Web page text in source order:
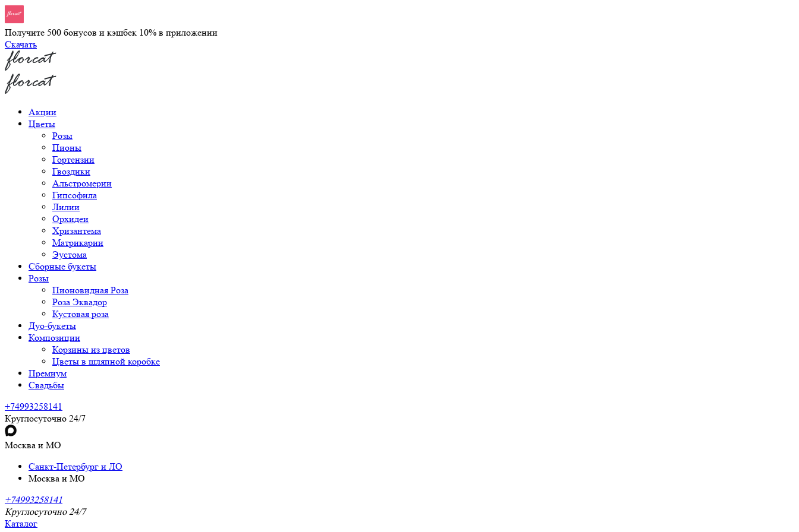
Получите 500 бонусов и кэшбек 10% в приложении
Скачать
Акции
Цветы
Розы
Пионы
Гортензии
Гвоздики
Альстромерии
Гипсофила
Лилии
Орхидеи
Хризантема
Матрикарии
Эустома
Сборные букеты
Розы
Пионовидная Роза
Роза Эквадор
Кустовая роза
Дуо-букеты
Композиции
Корзины из цветов
Цветы в шляпной коробке
Премиум
Свадьбы
+74993258141
Круглосуточно 24/7
Москва и МО
Санкт-Петербург и ЛО
Москва и МО
+74993258141
Круглосуточно 24/7
Каталог